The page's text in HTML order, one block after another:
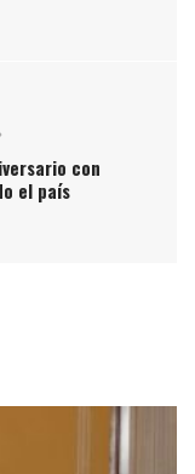
con
el país